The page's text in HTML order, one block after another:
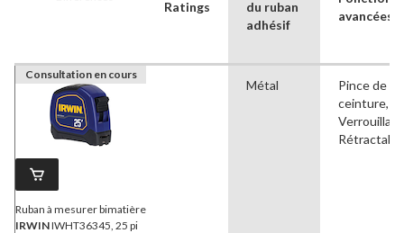
Ratings
du ruban
adhésif
avancées
Consultation en cours
Ruban à mesurer bimatière
IRWINIWHT36345, 25 pi
Métal
Pince de
ceinture,
Rétractable